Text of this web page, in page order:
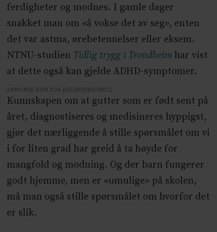
ferdigheter og modnes. I gamle dager
snakket man om «å vokse det av seg», enten
det var astma, ørebetennelser eller eksem.
NTNU-studien Tidlig trygg i Trondheimhar vist
at dette også kan gjelde ADHD-symptomer.
ANNONSE KUN FOR HELSEPERSONELL
Kunnskapen om at gutter som er født sent på
året, diagnostiseres og medisineres hyppigst,
gjør det nærliggende å stille spørsmålet om vi
i for liten grad har greid å ta høyde for
mangfold og modning. Og der barn fungerer
godt hjemme, men er «umulige» på skolen,
må man også stille spørsmålet om hvorfor det
er slik.